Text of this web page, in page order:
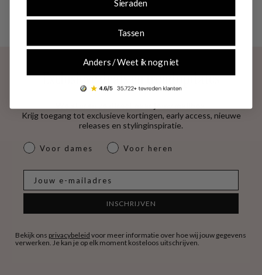
Exclusieve deals en trendupdates
Krijg toegang tot exclusieve kortingen, early access, nieuwe
releases en stylinginspiratie.
dames & heren
Voor dames Voor heren
INSCHRIJVEN
Bekijk ons privacybeleid voor meer informatie over hoe wij jouw gegevens
verwerken. Je kan je op elk moment kosteloos uitschrijven.
Sieraden
Tassen
Anders / Weet ik nog niet